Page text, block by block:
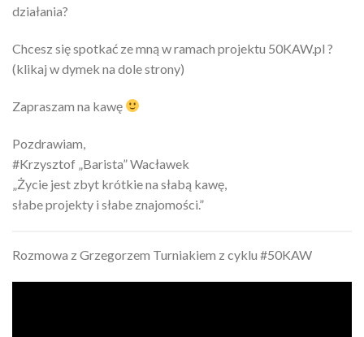
działania?
Chcesz się spotkać ze mną w ramach projektu 50KAW.pl ?
(klikaj w dymek na dole strony)
Zapraszam na kawę
Pozdrawiam,
#Krzysztof „Barista” Wacławek
„Życie jest zbyt krótkie na słabą kawę,
słabe projekty i słabe znajomości.”
Rozmowa z Grzegorzem Turniakiem z cyklu #50KAW